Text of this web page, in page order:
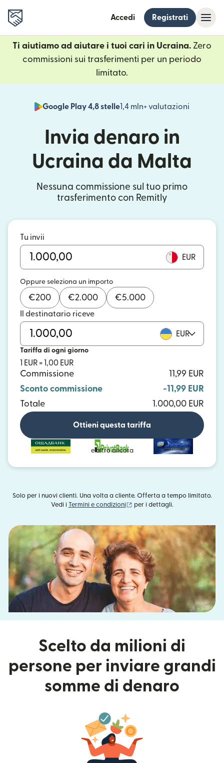
Accedi Registrati
Ti aiutiamo ad aiutare i tuoi cari in Ucraina. Zero
commissioni sui trasferimenti per un periodo
limitato.
Google Play 4,8 stelle1,4 mln+ valutazioni
Invia denaro in
Ucraina da Malta
Nessuna commissione sul tuo primo
trasferimento con Remitly
Tu invii
EUR
Oppure seleziona un importo
€200 €2.000 €5.000
Il destinatario riceve
EUR
Tariffa di ogni giorno
1 EUR = 1,00 EUR
Commissione
11,99 EUR
Sconto commissione
-11,99 EUR
Totale
1.000,00 EUR
Ottieni questa tariffa
e altro ancora
Solo per i nuovi clienti. Una volta a cliente. Offerta a tempo limitato.
Vedi i Termini e condizioni (si apre in una nuova finestra)
per i dettagli.
Scelto da milioni di
persone per inviare grandi
somme di denaro